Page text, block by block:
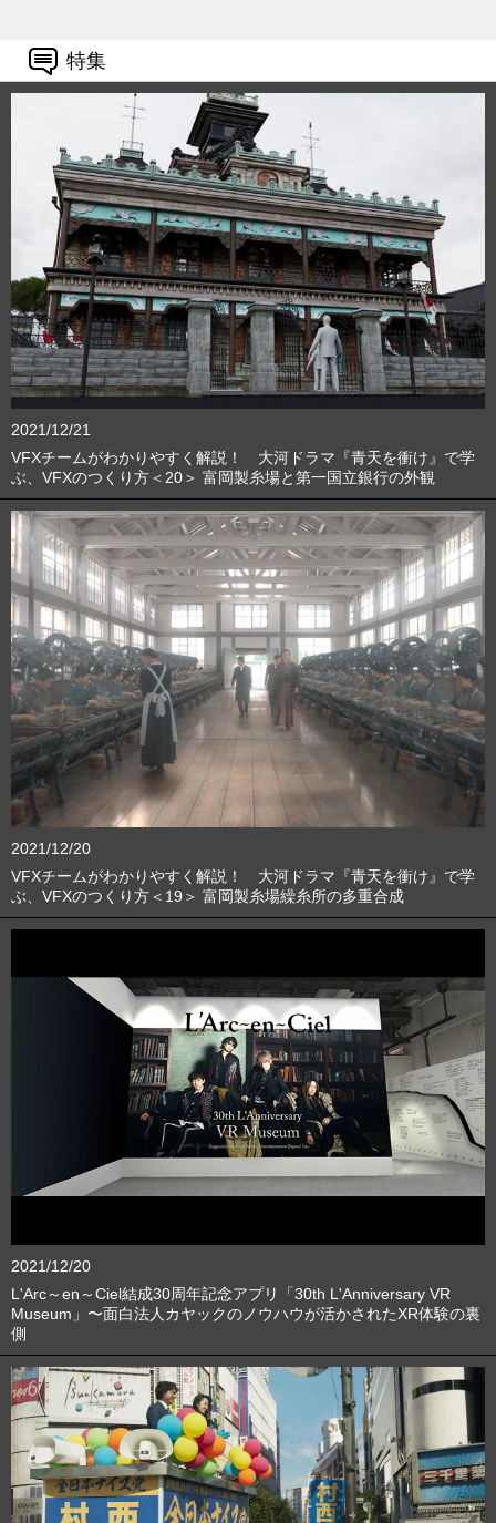
特集
2021/12/21
VFXチームがわかりやすく解説！ 大河ドラマ『青天を衝け』で学
ぶ、VFXのつくり方＜20＞ 富岡製糸場と第一国立銀行の外観
2021/12/20
VFXチームがわかりやすく解説！ 大河ドラマ『青天を衝け』で学
ぶ、VFXのつくり方＜19＞ 富岡製糸場繰糸所の多重合成
2021/12/20
L'Arc～en～Ciel結成30周年記念アプリ「30th L'Anniversary VR
Museum」〜面白法人カヤックのノウハウが活かされたXR体験の裏
側